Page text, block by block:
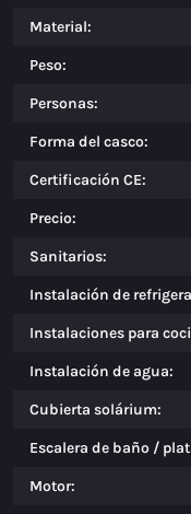
Material:
Peso:
Personas:
Forma del casco:
Certificación CE:
Precio:
Sanitarios:
Instalación de
Instalaciones para
Instalación de agua:
Cubierta solárium:
Escalera de baño /
Motor: